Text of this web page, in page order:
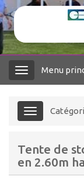
Menu Menu
Menu
Tente de
en 2.60m